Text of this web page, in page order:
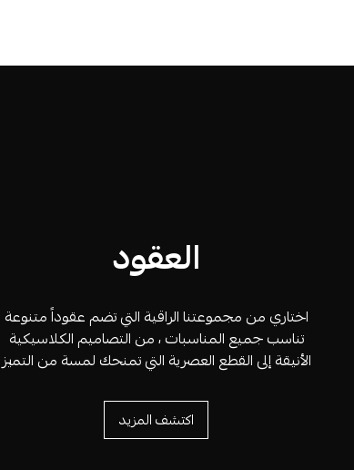
العقود
اختاري من مجموعتنا الراقية التي تضم عقوداً متنوعة
تناسب جميع المناسبات ، من التصاميم الكلاسيكية
الأنيقة إلى القطع العصرية التي تمنحك لمسة من التميز
اكتشف المزيد